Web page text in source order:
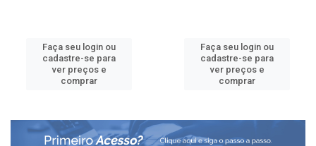
Faça seu login ou
cadastre-se para
ver preços e
comprar
Faça seu login ou
cadastre-se para
ver preços e
comprar